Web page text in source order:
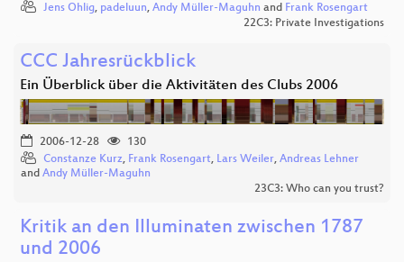
Jens Ohlig, padeluun, Andy Müller-Maguhn and Frank Rosengart
22C3: Private Investigations
CCC Jahresrückblick
Ein Überblick über die Aktivitäten des Clubs 2006
2006-12-28
130
Constanze Kurz, Frank Rosengart, Lars Weiler, Andreas Lehner
and Andy Müller-Maguhn
23C3: Who can you trust?
Kritik an den Illuminaten zwischen 1787
und 2006